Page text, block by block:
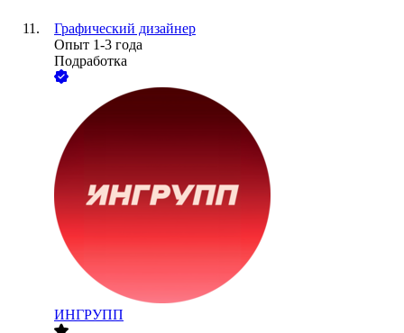
Графический дизайнер
Опыт 1-3 года
Подработка
ИНГРУПП